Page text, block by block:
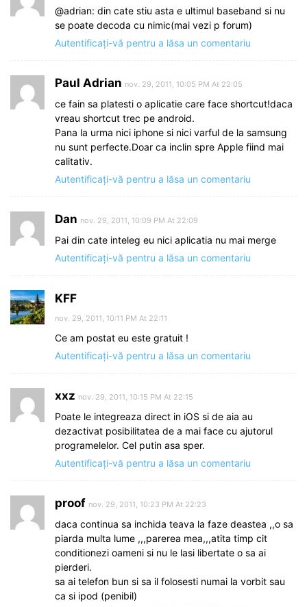
@adrian: din cate stiu asta e ultimul baseband si nu
se poate decoda cu nimic(mai vezi p forum)
Autentificați-vă pentru a lăsa un comentariu
Paul Adrian nov. 29, 2011, 10:05 PM At 22:05
ce fain sa platesti o aplicatie care face shortcut!daca
vreau shortcut trec pe android.
Pana la urma nici iphone si nici varful de la samsung
nu sunt perfecte.Doar ca inclin spre Apple fiind mai
calitativ.
Autentificați-vă pentru a lăsa un comentariu
Dan nov. 29, 2011, 10:09 PM At 22:09
Pai din cate inteleg eu nici aplicatia nu mai merge
Autentificați-vă pentru a lăsa un comentariu
KFF
nov. 29, 2011, 10:11 PM At 22:11
Ce am postat eu este gratuit !
Autentificați-vă pentru a lăsa un comentariu
xxz nov. 29, 2011, 10:15 PM At 22:15
Poate le integreaza direct in iOS si de aia au
dezactivat posibilitatea de a mai face cu ajutorul
programelelor. Cel putin asa sper.
Autentificați-vă pentru a lăsa un comentariu
proof nov. 29, 2011, 10:23 PM At 22:23
daca continua sa inchida teava la faze deastea ,,o sa
piarda multa lume ,,,parerea mea,,,atita timp cit
conditionezi oameni si nu le lasi libertate o sa ai
pierderi.
sa ai telefon bun si sa il folosesti numai la vorbit sau
ca si ipod (penibil)